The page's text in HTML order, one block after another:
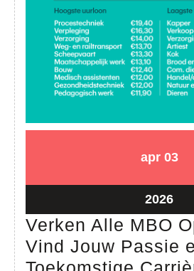
apr03
2026
0303
202603
Verken Alle MBO
Vind Jouw Passie